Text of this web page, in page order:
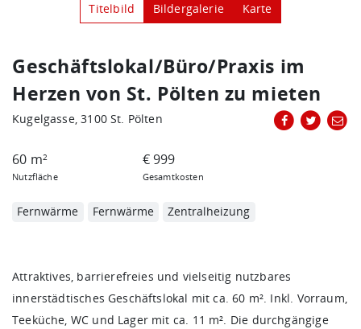
Titelbild Bildergalerie Karte
Geschäftslokal/Büro/Praxis im
Herzen von St. Pölten zu mieten
Kugelgasse, 3100 St. Pölten
60 m2
Nutzfläche
€ 999
Gesamtkosten
Fernwärme Fernwärme Zentralheizung
Attraktives, barrierefreies und vielseitig nutzbares
innerstädtisches Geschäftslokal mit ca. 60 m². Inkl. Vorraum,
Teeküche, WC und Lager mit ca. 11 m². Die durchgängige